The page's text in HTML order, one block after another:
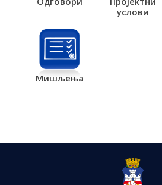
услови
Мишљења